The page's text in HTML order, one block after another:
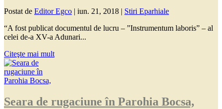
Postat de Editor Egco | iun. 21, 2018 | Stiri Eparhiale
“A fost publicat documentul de lucru – ”Instrumentum laboris” – al
celei de-a XV-a Adunari...
Citeşte mai mult
Seara de rugaciune în Parohia Bocsa,